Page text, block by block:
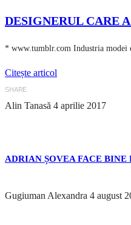
DESIGNERUL CARE
* www.tumblr.com Industria modei
Citește articol
SHARE
Alin Tanasă 4 aprilie 2017
ADRIAN ȘOVEA FACE
Gugiuman Alexandra 4 august